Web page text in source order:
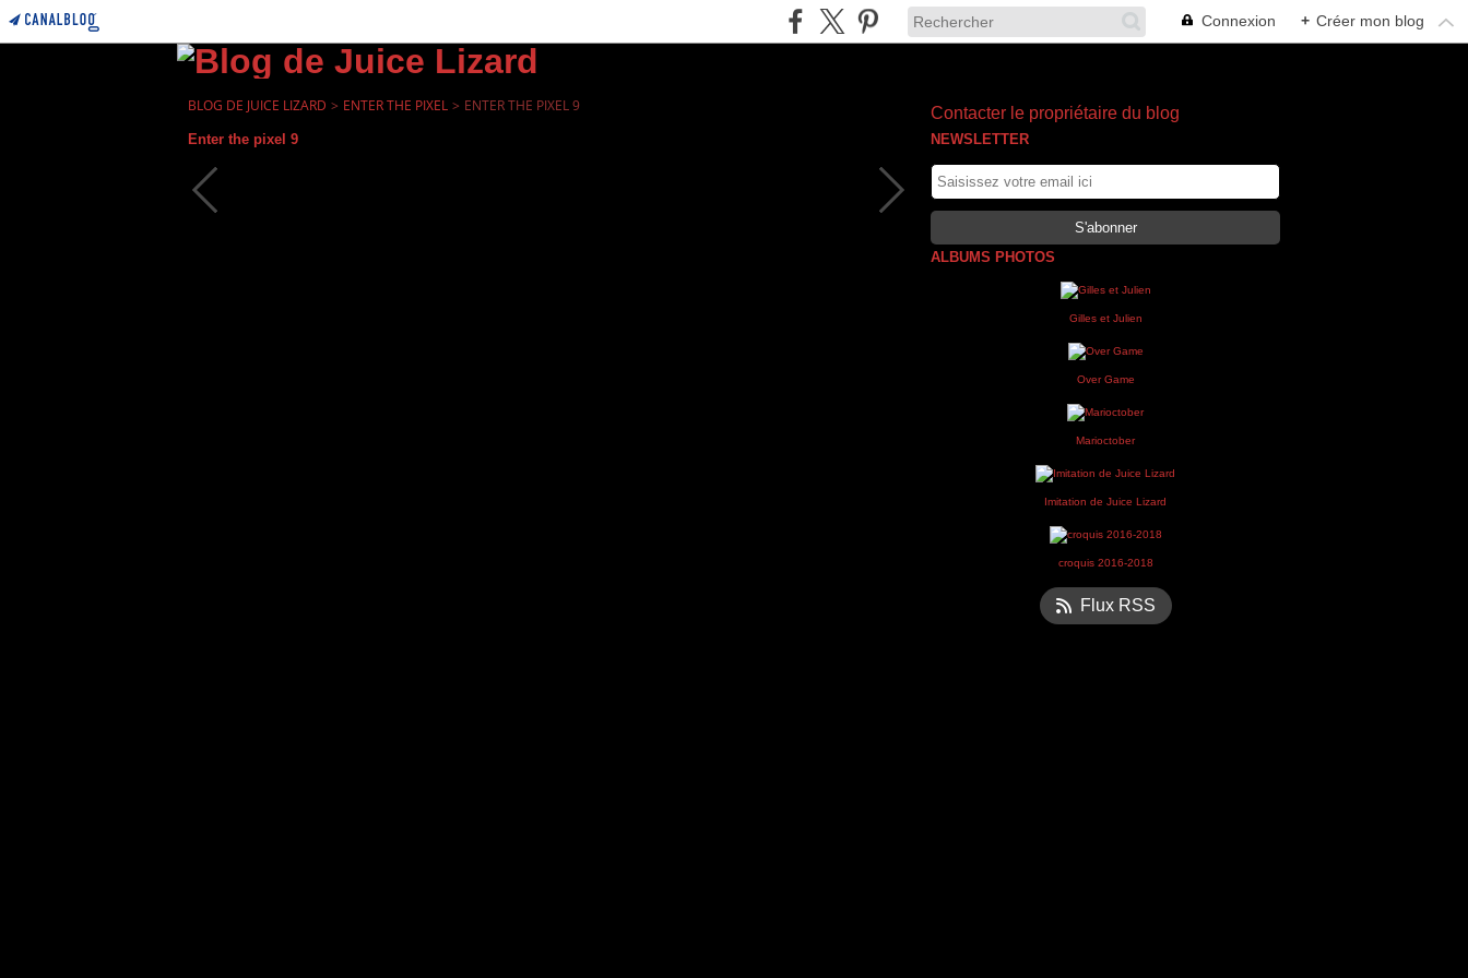
Connexion + Créer mon blog
BLOG DE JUICE LIZARD > ENTER THE PIXEL > ENTER THE PIXEL 9
Enter the pixel 9
Contacter le propriétaire du blog
NEWSLETTER
ALBUMS PHOTOS
Gilles et Julien
Over Game
Marioctober
Imitation de Juice Lizard
croquis 2016-2018
Flux RSS